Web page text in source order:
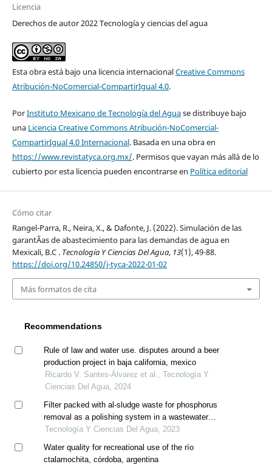
Licencia
Derechos de autor 2022 Tecnología y ciencias del agua
Esta obra está bajo una licencia internacionalCreative Commons
Atribución-NoComercial-CompartirIgual 4.0.
PorInstituto Mexicano de Tecnología del Aguase distribuye bajo
una Licencia Creative Commons Atribución-NoComercial-
CompartirIgual 4.0 Internacional. Basada en una obra en
https://www.revistatyca.org.mx/. Permisos que vayan más allá de lo
cubierto por esta licencia pueden encontrarse en Política editorial
Cómo citar
Rangel-Parra, R., Neira, X., & Dafonte, J. (2022). Simulación de las
garantÃ­as de abastecimiento para las demandas de agua en
Mexicali, B.C . Tecnología Y Ciencias Del Agua, 13(1), 49-88.
https://doi.org/10.24850/j-tyca-2022-01-02
Más formatos de cita
Recommendations
Rule of law and water use. disputes around a beer
production project in baja california, mexico
Ricardo V. Santes-Álvarez et al., Tecnología Y
Ciencias Del Agua, 2024
Filter packed with al-sludge waste for phosphorus
removal as a polishing system in a wastewater
treatment plant
Tecnología Y Ciencias Del Agua, 2023
Water quality for recreational use of the río
ctalamochita, córdoba, argentina